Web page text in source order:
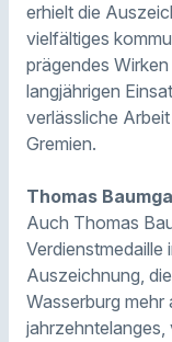
erhielt die
vielfältiges
prägendes
langjährigen
verlässliche
Gremien.
Thomas
Auch Thomas
Verdienstmedaille
Auszeichnung,
Wasserburg mehr